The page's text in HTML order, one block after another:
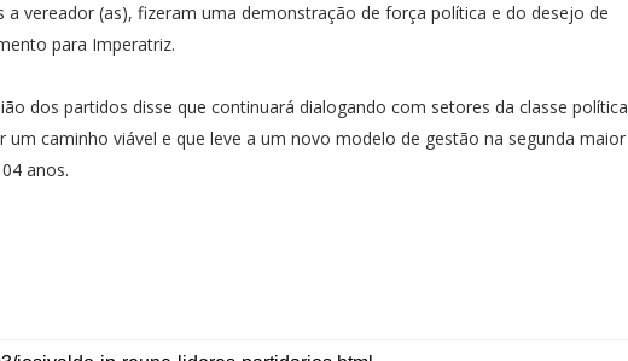
a vereador (as), fizeram uma demonstração de força política e do desejo de
para Imperatriz.
dos partidos disse que continuará dialogando com setores da classe política
um caminho viável e que leve a um novo modelo de gestão na segunda maior
anos.